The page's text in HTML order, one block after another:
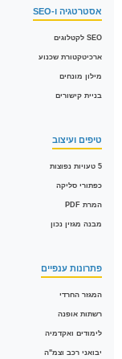
אסטרטגיה ו-SEO
SEO לקטלוגים
ארכיטקטורת שכנוע
מילון מונחים
בניית קישורים
טיפים ועיצוב
5 טעויות נפוצות
כפתורי סליקה
המרת PDF
מבנה מגזין נכון
פתרונות ענפיים
המגזר החרדי
רשתות אופנה
לימודים ואקדמיה
יבואני רכב וצמ"ה